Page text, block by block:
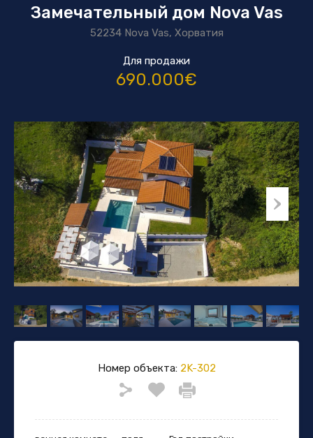
Замечательный дом Nova Vas
52234 Nova Vas, Хорватия
Для продажи
690.000€
Номер объекта:2K-302